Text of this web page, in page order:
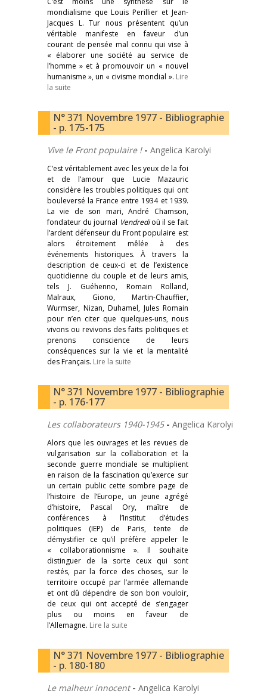
mondialisme que Louis Perillier et Jean-
Jacques L. Tur nous présentent qu’un
véritable manifeste en faveur d’un
courant de pensée mal connu qui vise à
« élaborer une société au service de
l’homme » et à promouvoir un « nouvel
humanisme », un « civisme mondial ». Lire
la suite
N° 371 Novembre 1977 - Bibliographie
- p. 175-175
Vive le Front populaire ! - Angelica Karolyi
C’est véritablement avec les yeux de la foi
et de l’amour que Lucie Mazauric
considère les troubles politiques qui ont
bouleversé la France entre 1934 et 1939.
La vie de son mari, André Chamson,
fondateur du journal Vendredioù il se fait
l’ardent défenseur du Front populaire est
alors étroitement mêlée à des
événements historiques. À travers la
description de ceux-ci et de l’existence
quotidienne du couple et de leurs amis,
tels J. Guéhenno, Romain Rolland,
Malraux, Giono, Martin-Chauffier,
Wurmser, Nizan, Duhamel, Jules Romain
pour n’en citer que quelques-uns, nous
vivons ou revivons des faits politiques et
prenons conscience de leurs
conséquences sur la vie et la mentalité
des Français. Lire la suite
N° 371 Novembre 1977 - Bibliographie
- p. 176-177
Les collaborateurs 1940-1945 - Angelica Karolyi
Alors que les ouvrages et les revues de
vulgarisation sur la collaboration et la
seconde guerre mondiale se multiplient
en raison de la fascination qu’exerce sur
un certain public cette sombre page de
l’histoire de l’Europe, un jeune agrégé
d’histoire, Pascal Ory, maître de
conférences à l’Institut d’études
politiques (IEP) de Paris, tente de
démystifier ce qu’il préfère appeler le
« collaborationnisme ». Il souhaite
distinguer de la sorte ceux qui sont
restés, par la force des choses, sur le
territoire occupé par l’armée allemande
et ont dû dépendre de son bon vouloir,
de ceux qui ont accepté de s’engager
plus ou moins en faveur de
l’Allemagne. Lire la suite
N° 371 Novembre 1977 - Bibliographie
- p. 180-180
Le malheur innocent - Angelica Karolyi